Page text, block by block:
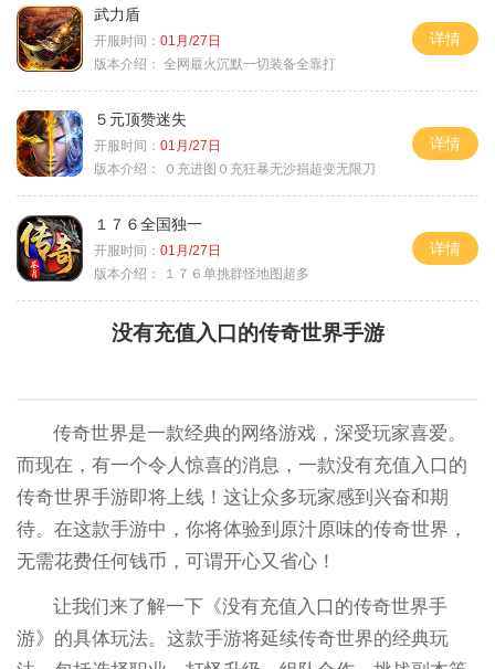
武力盾
开服时间： 01月/27日
版本介绍： 全网最火沉默一切装备全靠打
详情
５元顶赞迷失
开服时间： 01月/27日
版本介绍：
０充进图０充狂暴无沙捐超变无限刀
详情
１７６全国独一
开服时间： 01月/27日
版本介绍：
１７６单挑群怪地图超多
详情
没有充值入口的传奇世界手游
传奇世界是一款经典的网络游戏，深受玩家喜爱。
而现在，有一个令人惊喜的消息，一款没有充值入口的
传奇世界手游即将上线！这让众多玩家感到兴奋和期
待。在这款手游中，你将体验到原汁原味的传奇世界，
无需花费任何钱币，可谓开心又省心！
让我们来了解一下《没有充值入口的传奇世界手
游》的具体玩法。这款手游将延续传奇世界的经典玩